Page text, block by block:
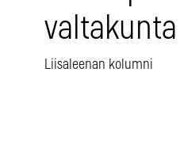
valtakunta
Liisaleenan kolumni